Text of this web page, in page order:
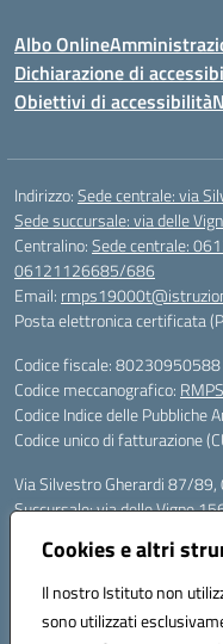
Cookies e altri
Il nostro Istituto non
sono utilizzati
Albo Online
Dichiarazione di
Obiettivi di accessibilità
Indirizzo:Sede centrale: via
Sede succursale: via delle
Centralino:Sede centrale:
06121126685/686
Email:
Posta elettronica certificata
Codice fiscale: 80230950588
Codice meccanografico:
Codice Indice delle
Codice unico di fatturazione
Via Silvestro Gherardi 87/
Succursale: via delle Vigne
Mail:
Per contatti con il Dirigente
Codice univoco ufficio: